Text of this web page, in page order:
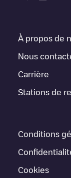
Drive Solar/
s'y rendre, le prix
instructions
Drive Solar/
d'autres
Vleuten,
trouvent dans
À propos de
Nous
Carrière
Stations de
Conditions
Cookies